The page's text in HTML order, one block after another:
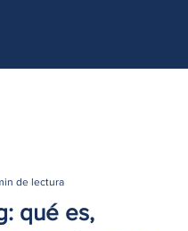
qué es,
de lectura